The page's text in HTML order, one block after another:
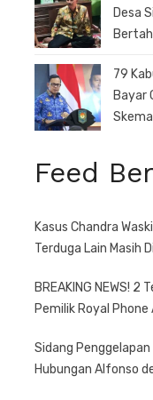
Desa
79
Bayar
Feed
Kasus Chandra
Terduga Lain Masih
BREAKING NEWS!
Pemilik Royal
Sidang
Hubungan Alfonso